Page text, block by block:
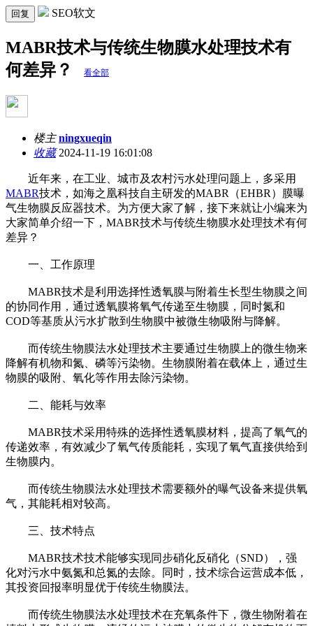
回复 SEO软文
MABR技术与传统生物膜水处理技术有
何差异？
看全部
楼主 ningxueqin
收藏2024-11-19 16:01:08
近年来，在工业、城市及农村污水处理问题上，多采用
MABR技术，如海之凰科技自主研发的MABR（EHBR）膜曝
气生物膜反应器技术。为方便大家了解，接下来就让小编来为
大家简单介绍一下，MABR技术与传统生物膜水处理技术有何
差异？
一、工作原理
MABR技术是利用选择性透氧膜与附着生长型生物膜之间
的协同作用，通过透氧膜将氧气传递至生物膜，同时氮和
COD等基质从污水扩散到生物膜中被微生物吸附与降解。
而传统生物膜法水处理技术主要通过生物膜上的微生物来
降解有机物和氮、磷等污染物。生物膜附着在载体上，通过生
物膜的吸附、氧化等作用去除污染物。
二、能耗与效率
MABR技术采用特殊的选择性透氧膜材料，提高了氧气的
传递效率，有效减少了氧气传质能耗，实现了氧气直接供给到
生物膜内。
而传统生物膜法水处理技术需要额外的曝气设备来提供氧
气，其能耗相对较高。
三、技术特点
MABR技术技术能够实现同步硝化反硝化（SND），强
化对污水中氨氮和总氮的去除。同时，技术综合运营成本低，
其投资回报率明显优于传统生物膜法。
而传统生物膜法水处理技术在充氧条件下，微生物附着在